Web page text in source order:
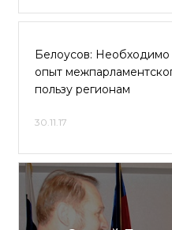
Белоусов: Необходимо
опыт
пользу регионам
30.11.17